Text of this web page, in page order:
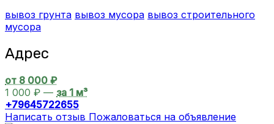
вывоз грунта вывоз мусора вывоз строительного
мусора
Адрес
от 8 000 ₽
1 000 ₽ — за 1 м³
+79645722655
Написать отзыв Пожаловаться на объявление